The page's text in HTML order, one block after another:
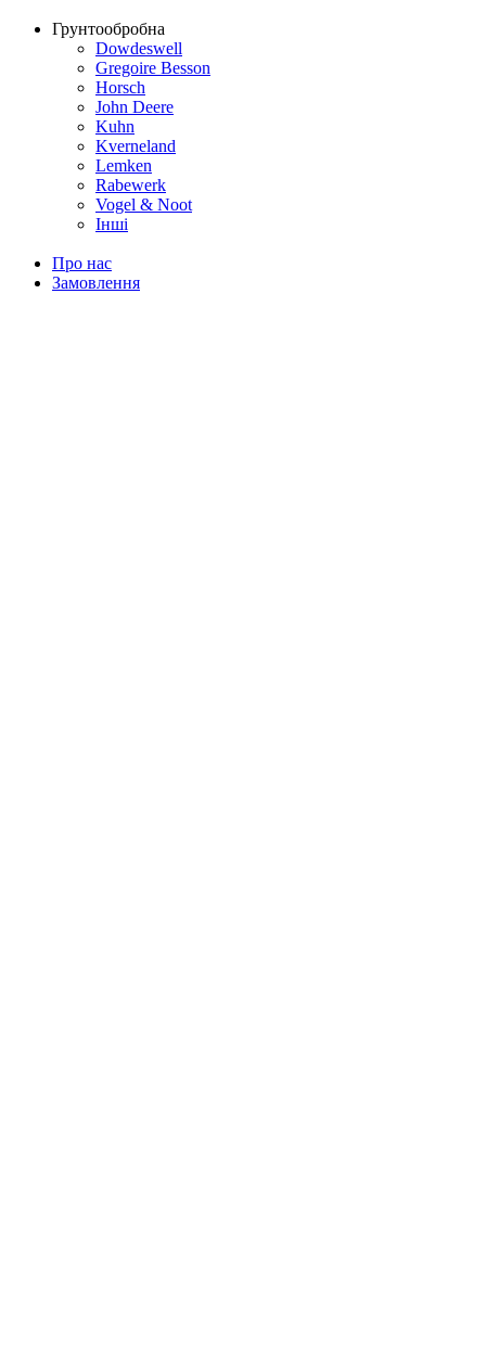
Грунтообробна
Dowdeswell
Gregoire Besson
Horsch
John Deere
Kuhn
Kverneland
Lemken
Rabewerk
Vogel & Noot
Інші
Про нас
Замовлення